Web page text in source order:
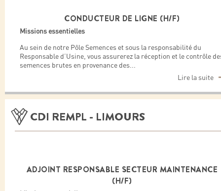
CONDUCTEUR DE LIGNE (H/F)
Missions essentielles
Au sein de notre Pôle Semences et sous la responsabilité du
Responsable d’Usine, vous assurerez la réception et le contrôle
semences brutes en provenance des...
Lire la suite
CDI REMPL - LIMOURS
ADJOINT RESPONSABLE SECTEUR MAINTENANCE
(H/F)